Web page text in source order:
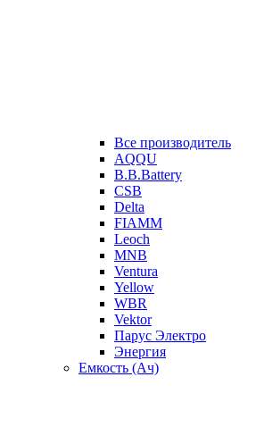
Все производитель
AQQU
B.B.Battery
CSB
Delta
FIAMM
Leoch
MNB
Ventura
Yellow
WBR
Vektor
Парус Электро
Энергия
Емкость (Ач)